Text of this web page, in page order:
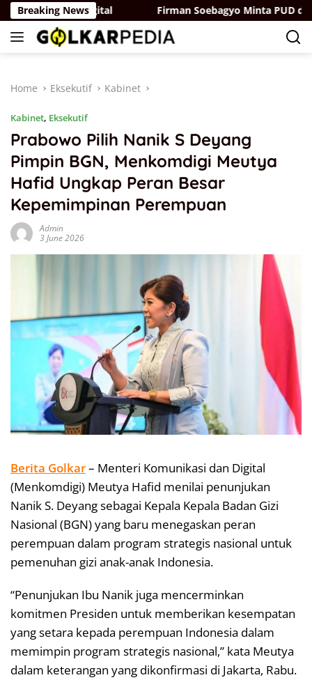
Skip
to
content
Breaking News
Ruang Digital Firman Soebagyo Minta PUD dan
Home Eksekutif Kabinet
Kabinet, Eksekutif
Prabowo Pilih Nanik S Deyang
Pimpin BGN, Menkomdigi Meutya
Hafid Ungkap Peran Besar
Kepemimpinan Perempuan
Admin
3 June 2026
Berita Golkar– Menteri Komunikasi dan Digital
(Menkomdigi) Meutya Hafid menilai penunjukan
Nanik S. Deyang sebagai Kepala Kepala Badan Gizi
Nasional (BGN) yang baru menegaskan peran
perempuan dalam program strategis nasional untuk
pemenuhan gizi anak-anak Indonesia.
“Penunjukan Ibu Nanik juga mencerminkan
komitmen Presiden untuk memberikan kesempatan
yang setara kepada perempuan Indonesia dalam
memimpin program strategis nasional,” kata Meutya
dalam keterangan yang dikonfirmasi di Jakarta, Rabu.